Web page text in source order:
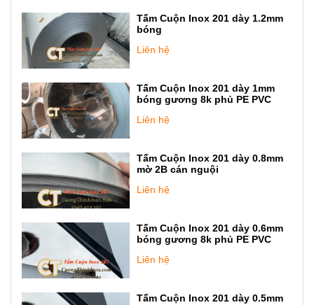
Tấm Cuộn Inox 201 dày 1.2mm
bóng
Liên hệ
Tấm Cuộn Inox 201 dày 1mm
bóng gương 8k phủ PE PVC
Liên hệ
Tấm Cuộn Inox 201 dày 0.8mm
mờ 2B cán nguội
Liên hệ
Tấm Cuộn Inox 201 dày 0.6mm
bóng gương 8k phủ PE PVC
Liên hệ
Tấm Cuộn Inox 201 dày 0.5mm